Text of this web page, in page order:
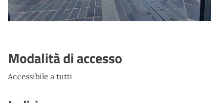
Modalità di accesso
Accessibile a tutti